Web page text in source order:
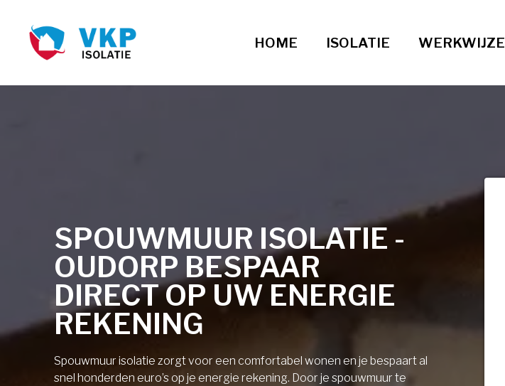
HOME ISOLATIE WERKWIJZE
SPOUWMUUR ISOLATIE -
OUDORP BESPAAR
DIRECT OP UW ENERGIE
REKENING
Spouwmuur isolatie zorgt voor een comfortabel wonen en je bespaart al
snel honderden euro’s op je energie rekening. Door je spouwmuur te